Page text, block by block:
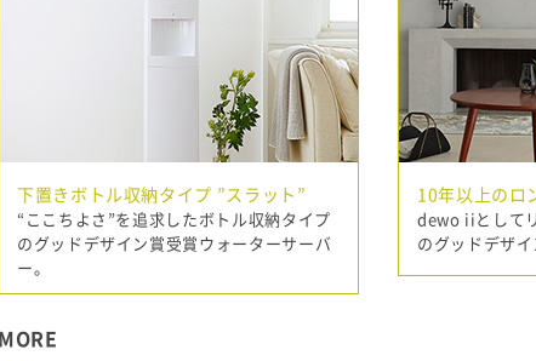
下置きボトル収納タイプ ”スラット”
“ここちよさ”を追求したボトル収納タイプ
のグッドデザイン賞受賞ウォーターサーバ
ー。
10年以上のロ
dewo iiとして
のグッドデザイ
MORE